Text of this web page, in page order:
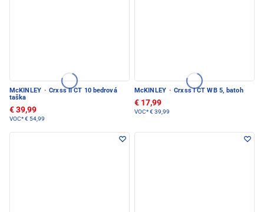
McKINLEY · Crxss II CT 10 bedrová
taška
€ 39,99
VOC*€ 54,99
McKINLEY · Crxss I CT WB 5, batoh
€ 17,99
VOC*€ 39,99